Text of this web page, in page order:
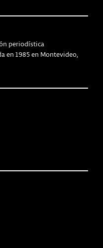
periodística
en 1985 en Montevideo,